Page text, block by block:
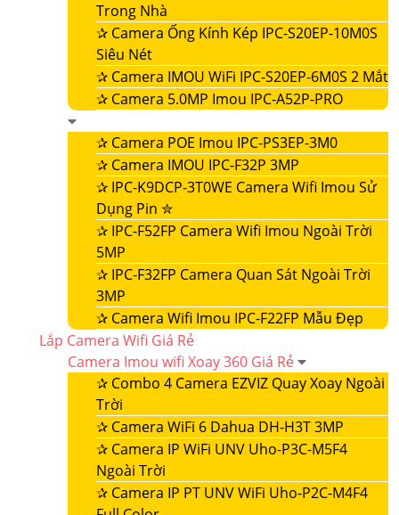
Trong Nhà
✰ Camera Ống Kính Kép IPC-S20EP-10M0S
Siêu Nét
✰ Camera IMOU WiFi IPC-S20EP-6M0S 2 Mắt
✰ Camera 5.0MP Imou IPC-A52P-PRO
✰ Camera POE Imou IPC-PS3EP-3M0
✰ Camera IMOU IPC-F32P 3MP
✰ IPC-K9DCP-3T0WE Camera Wifi Imou Sử
Dụng Pin ✮
✰ IPC-F52FP Camera Wifi Imou Ngoài Trời
5MP
✰ IPC-F32FP Camera Quan Sát Ngoài Trời
3MP
✰ Camera Wifi Imou IPC-F22FP Mẫu Đẹp
Lắp Camera Wifi Giá Rẻ
Camera Imou wifi Xoay 360 Giá Rẻ
✰ Combo 4 Camera EZVIZ Quay Xoay Ngoài
Trời
✰ Camera WiFi 6 Dahua DH-H3T 3MP
✰ Camera IP WiFi UNV Uho-P3C-M5F4
Ngoài Trời
✰ Camera IP PT UNV WiFi Uho-P2C-M4F4